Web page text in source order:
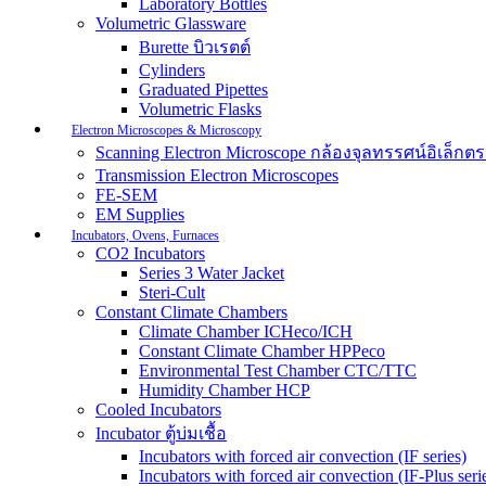
Laboratory Bottles
Volumetric Glassware
Burette บิวเรตต์
Cylinders
Graduated Pipettes
Volumetric Flasks
Electron Microscopes & Microscopy
Scanning Electron Microscope กล้องจุลทรรศน์อิเล็ก
Transmission Electron Microscopes
FE-SEM
EM Supplies
Incubators, Ovens, Furnaces
CO2 Incubators
Series 3 Water Jacket
Steri-Cult
Constant Climate Chambers
Climate Chamber ICHeco/ICH
Constant Climate Chamber HPPeco
Environmental Test Chamber CTC/TTC
Humidity Chamber HCP
Cooled Incubators
Incubator ตู้บ่มเชื้อ
Incubators with forced air convection (IF series)
Incubators with forced air convection (IF-Plus